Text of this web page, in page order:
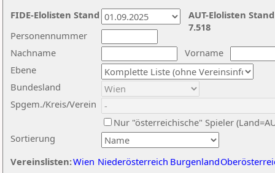
Nachname
Vorname
Ebene
Sortierung
Personennummer
Bundesland
Spgem./Kreis/Verein
Nur "österreichische" Spieler
Vereinslisten:Wien Niederösterreich Burgenland
AUT-Elolisten
7.518
FIDE-Elolisten Stand